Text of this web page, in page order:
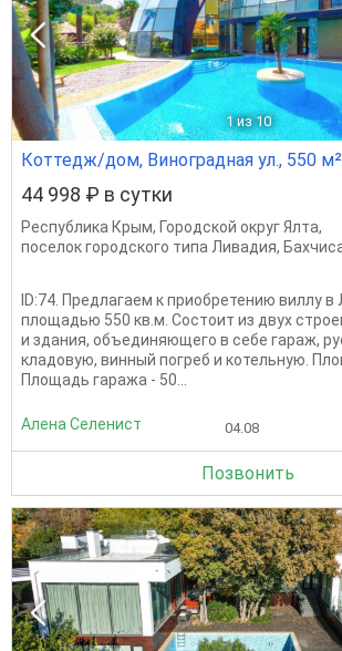
1 из 10
Коттедж/дом, Виноградная ул., 550
44 998 ₽ в сутки
Республика Крым, Городской округ Ялта,
поселок городского типа Ливадия,
ID:74. Предлагаем к приобретению виллу
площадью 550 кв.м. Состоит из двух
и здания, объединяющего в себе гараж,
кладовую, винный погреб и котельную.
Площадь гаража - 50...
Алена Селенист 04.08
Позвонить